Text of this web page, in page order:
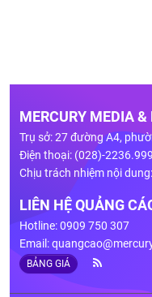
MERCURY MEDIA
Trụ sở: 27 đường A4,
Điện thoại: (028)-
Chịu trách nhiệm nội
LIÊN HỆ QUẢNG
Hotline: 0909 750 307
Email:
BẢNG GIÁ